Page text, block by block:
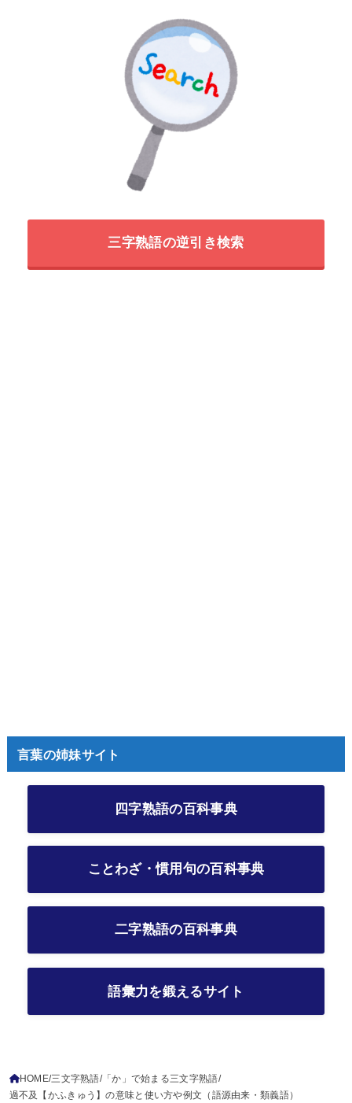
三字熟語の逆引き検索
言葉の姉妹サイト
四字熟語の百科事典
ことわざ・慣用句の百科事典
二字熟語の百科事典
語彙力を鍛えるサイト
HOME 三文字熟語 「か」で始まる三文字熟語
過不及【かふきゅう】の意味と使い方や例文（語源由来・類義語）